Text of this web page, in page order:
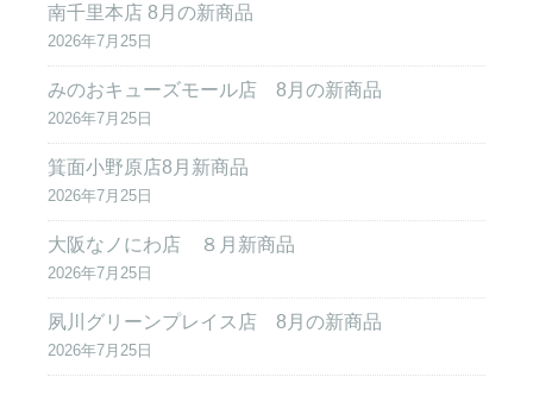
南千里本店 8月の新商品
2026年7月25日
みのおキューズモール店 8月の新商品
2026年7月25日
箕面小野原店8月新商品
2026年7月25日
大阪なノにわ店 ８月新商品
2026年7月25日
夙川グリーンプレイス店 8月の新商品
2026年7月25日